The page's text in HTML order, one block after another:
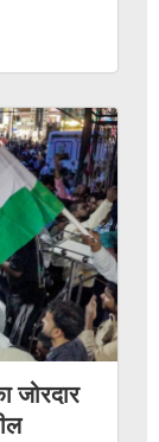
जोरदार